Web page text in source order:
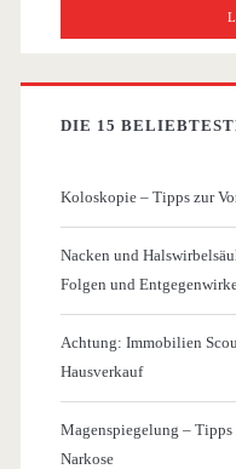
DIE 15
Koloskopie – Tipps zur
Nacken und
Folgen und
Achtung: Immobilien
Hausverkauf
Magenspiegelung –
Narkose